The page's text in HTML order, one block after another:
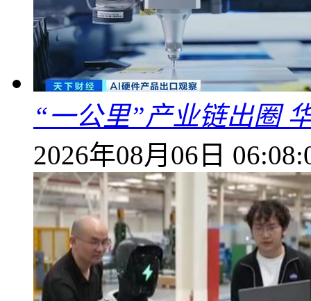
“一公里”产业链出圈
2026年08月06日